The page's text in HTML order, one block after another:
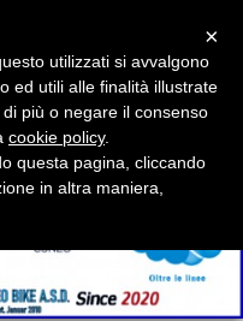
03869260046 - SDI P62QHVQ
×
utilizzati si avvalgono
ed utili alle finalità illustrate
più o negare il consenso
cookie policy.
questa pagina, cliccando
in altra maniera,